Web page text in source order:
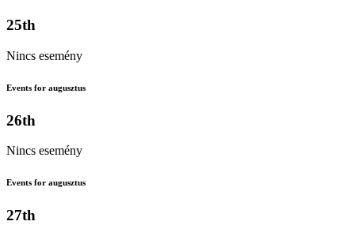
25th
Nincs esemény
Events for augusztus
26th
Nincs esemény
Events for augusztus
27th